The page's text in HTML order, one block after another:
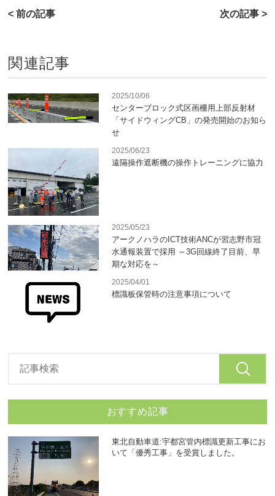
< 前の記事 次の記事 >
関連記事
2025/10/06
センターブロック式区画柵用上部反射材
「サイドウィングCB」の発売開始のお知ら
せ
2025/06/23
遠隔操作遮断機の操作トレーニングに協力
2025/05/23
アークノハラのICT技術ANCが習志野市冠
水通報装置で採用 ～3G回線終了目前、早
期な対応を～
2025/04/01
標識板保管時の注意事項について
おすすめ記事
東北自動車道:宇都宮管内標識更新工事にお
いて「優秀工事」を受賞しました。